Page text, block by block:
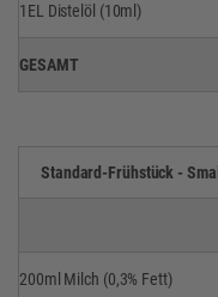
1EL Distelöl (10ml)
GESAMT
Standard-Frühstück - Small
200ml Milch (0,3% Fett)